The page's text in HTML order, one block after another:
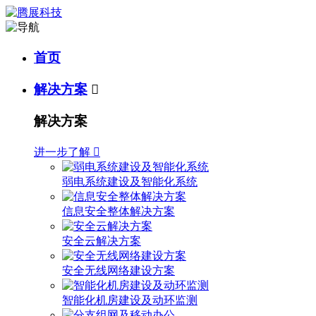
首页
解决方案 
解决方案
进一步了解 
弱电系统建设及智能化系统
信息安全整体解决方案
安全云解决方案
安全无线网络建设方案
智能化机房建设及动环监测